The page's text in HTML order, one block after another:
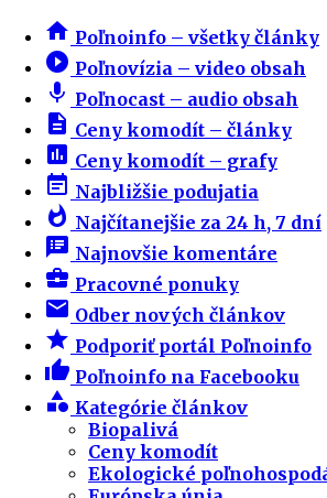
home Poľnoinfo – všetky články
play_circle_filled Poľnovízia – video obsah
mic Poľnocast – audio obsah
description Ceny komodít – články
insert_chart Ceny komodít – grafy
event_note Najbližšie podujatia
whatshot Najčítanejšie za 24 h, 7 dní
speaker_notes Najnovšie komentáre
business_center Pracovné ponuky
email Odber nových článkov
star Podporiť portál Poľnoinfo
thumb_up Poľnoinfo na Facebooku
category Kategórie článkov
Biopalivá
Ceny komodít
Ekologické